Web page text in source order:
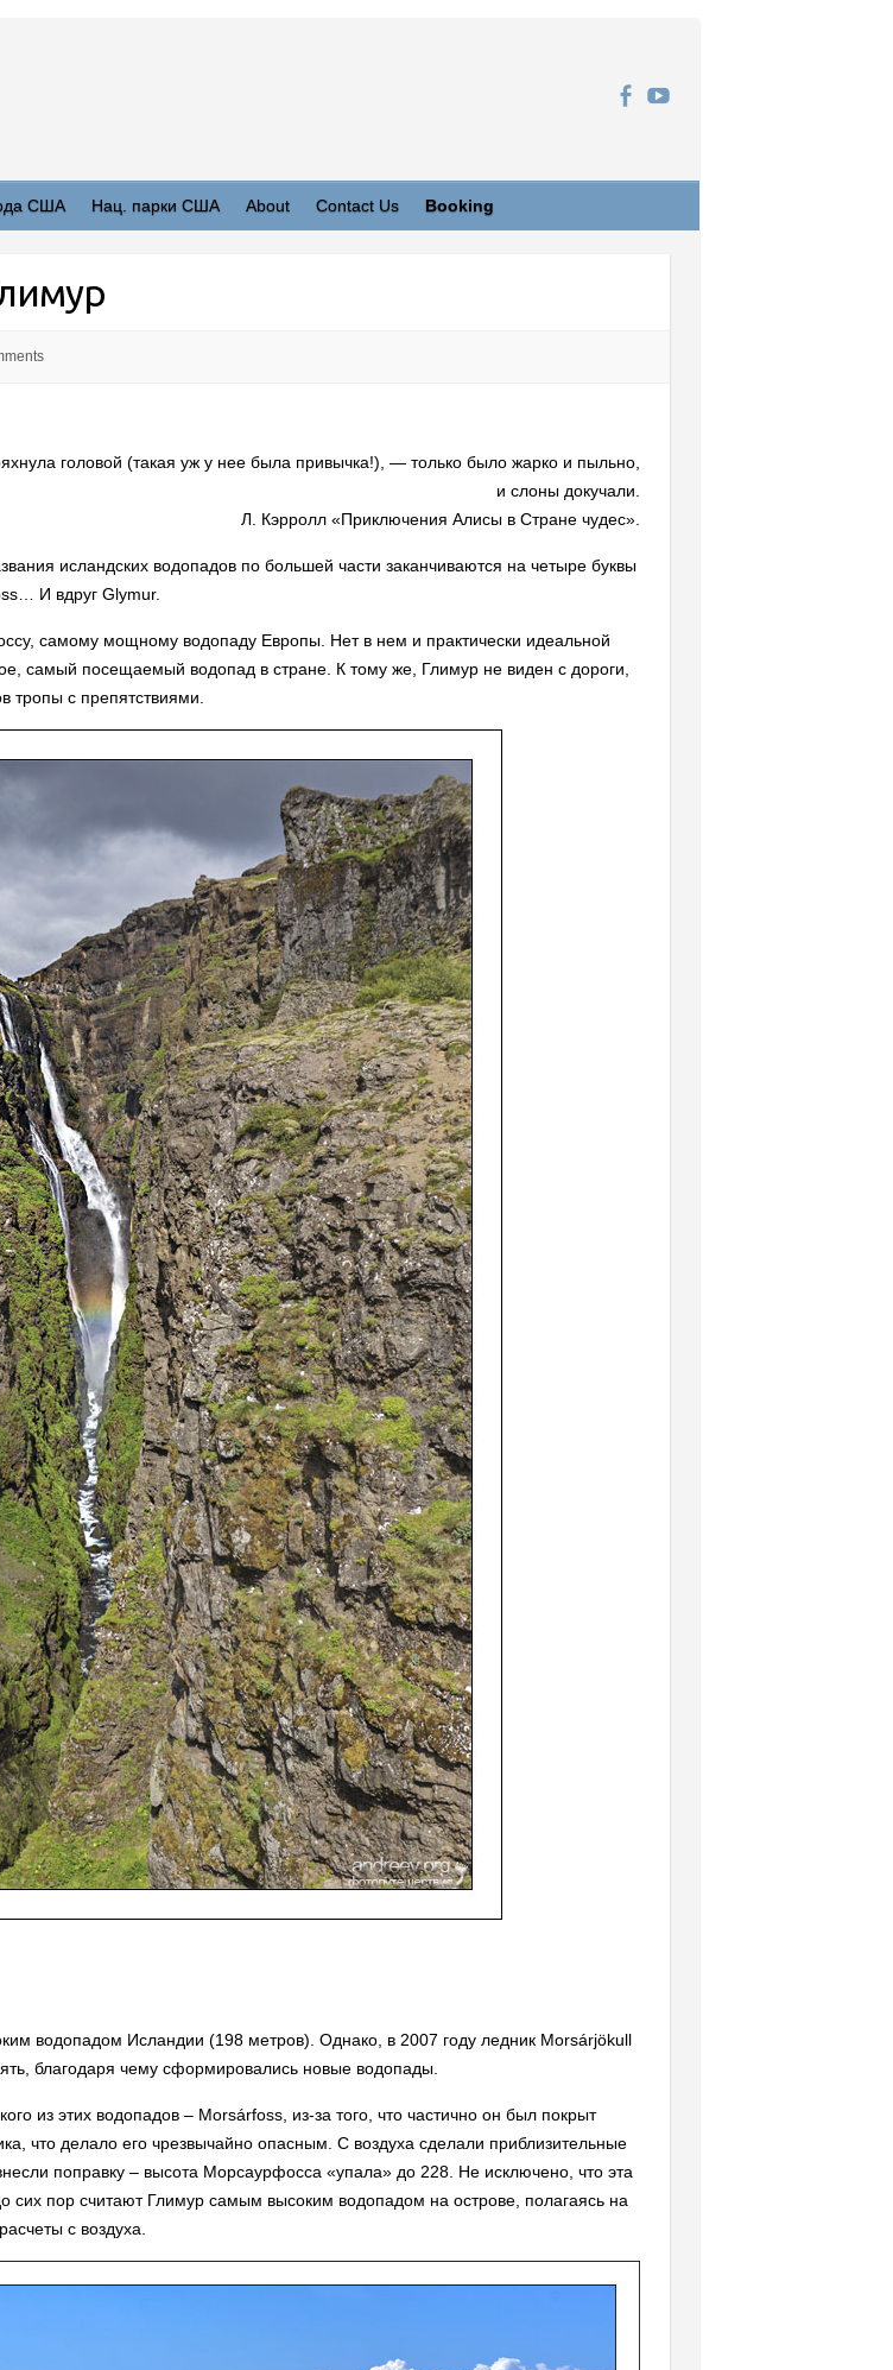
США Нац. парки США About Contact Us Booking
головой (такая уж у нее была привычка!), — только было жарко и пыльно,
и слоны докучали.
Л. Кэрролл «Приключения Алисы в Стране чудес».
исландских водопадов по большей части заканчиваются на четыре буквы
И вдруг Glymur.
самому мощному водопаду Европы. Нет в нем и практически идеальной
самый посещаемый водопад в стране. К тому же, Глимур не виден с дороги,
тропы с препятствиями.
водопадом Исландии (198 метров). Однако, в 2007 году ледник Morsárjökull
благодаря чему сформировались новые водопады.
из этих водопадов – Morsárfoss, из-за того, что частично он был покрыт
что делало его чрезвычайно опасным. С воздуха сделали приблизительные
поправку – высота Морсаурфосса «упала» до 228. Не исключено, что эта
пор считают Глимур самым высоким водопадом на острове, полагаясь на
с воздуха.